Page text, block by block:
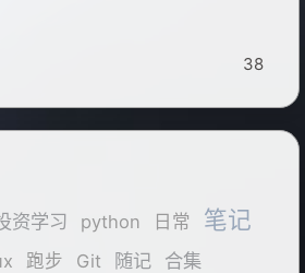
38
资学习 python 日常 笔记
跑步 Git 随记 合集